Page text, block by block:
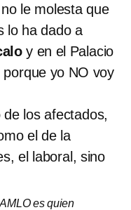
le molesta que
lo ha dado a
y en el Palacio
porque yo NO voy
de los afectados,
el de la
el laboral, sino
es quien